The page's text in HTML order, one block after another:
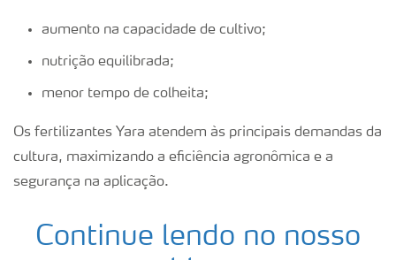
aumento na capacidade de cultivo;
nutrição equilibrada;
menor tempo de colheita;
Os fertilizantes Yara atendem às principais demandas da
cultura, maximizando a eficiência agronômica e a
segurança na aplicação.
Continue lendo no nosso